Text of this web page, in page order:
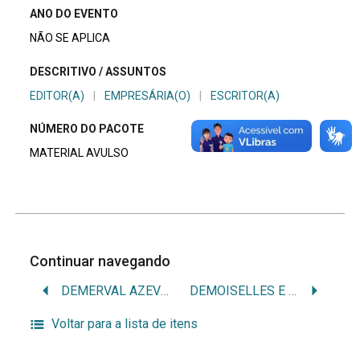
ANO DO EVENTO
NÃO SE APLICA
DESCRITIVO / ASSUNTOS
EDITOR(A)
EMPRESÁRIA(O) ESCRITOR(A)
NÚMERO DO PACOTE
MATERIAL AVULSO
Continuar navegando
DEMERVAL AZEVEDO DEMOISELLES E AS MANSÕES CELESTES
Voltar para a lista de itens